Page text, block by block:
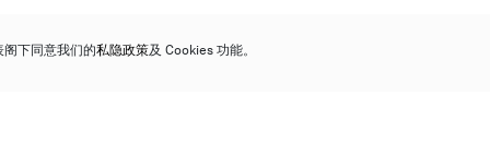
下同意我们的私隐政策及 Cookies 功能。